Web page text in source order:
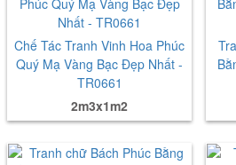
Chế Tác Tranh Vinh Hoa Phúc
Quý Mạ Vàng Bạc Đẹp Nhất -
TR0661
2m3x1m2